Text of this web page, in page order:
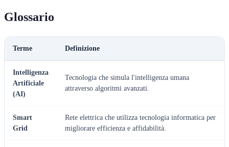
Glossario
Terme Definizione
Intelligenza
Artificiale
(AI)
Tecnologia che simula l'intelligenza umana
attraverso algoritmi avanzati.
Smart
Grid
Rete elettrica che utilizza tecnologia informatica per
migliorare efficienza e affidabilità.